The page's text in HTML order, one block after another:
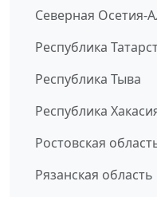
Северная Осетия-
Республика
Республика Тыва
Республика
Ростовская
Рязанская область